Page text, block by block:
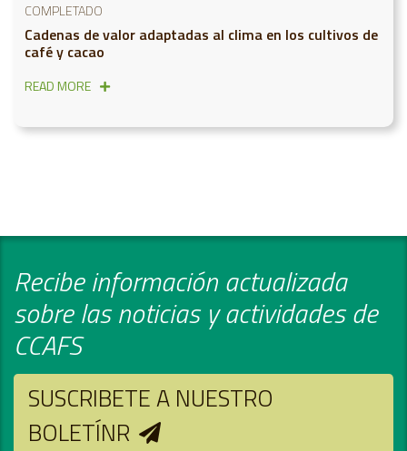
COMPLETADO
Cadenas de valor adaptadas al clima en los cultivos de
café y cacao
READ MORE
Recibe información actualizada
sobre las noticias y actividades de
CCAFS
SUSCRIBETE A NUESTRO
BOLETÍNR